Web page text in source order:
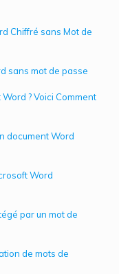
Chiffré sans Mot de
sans mot de passe
? Voici Comment
document Word
Word
par un mot de
de mots de